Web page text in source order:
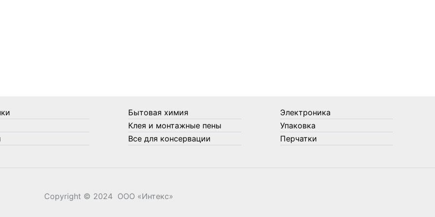
Бытовая химия
Клея и монтажные пены
Все для консервации
Электроника
Упаковка
Перчатки
Copyright © 2024 ООО «‎Интекс»‎